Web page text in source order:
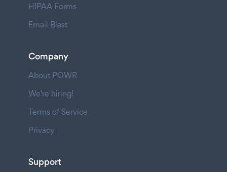
HIPAA Forms
Email Blast
Company
About POWR
We're hiring!
Terms of Service
Privacy
Support